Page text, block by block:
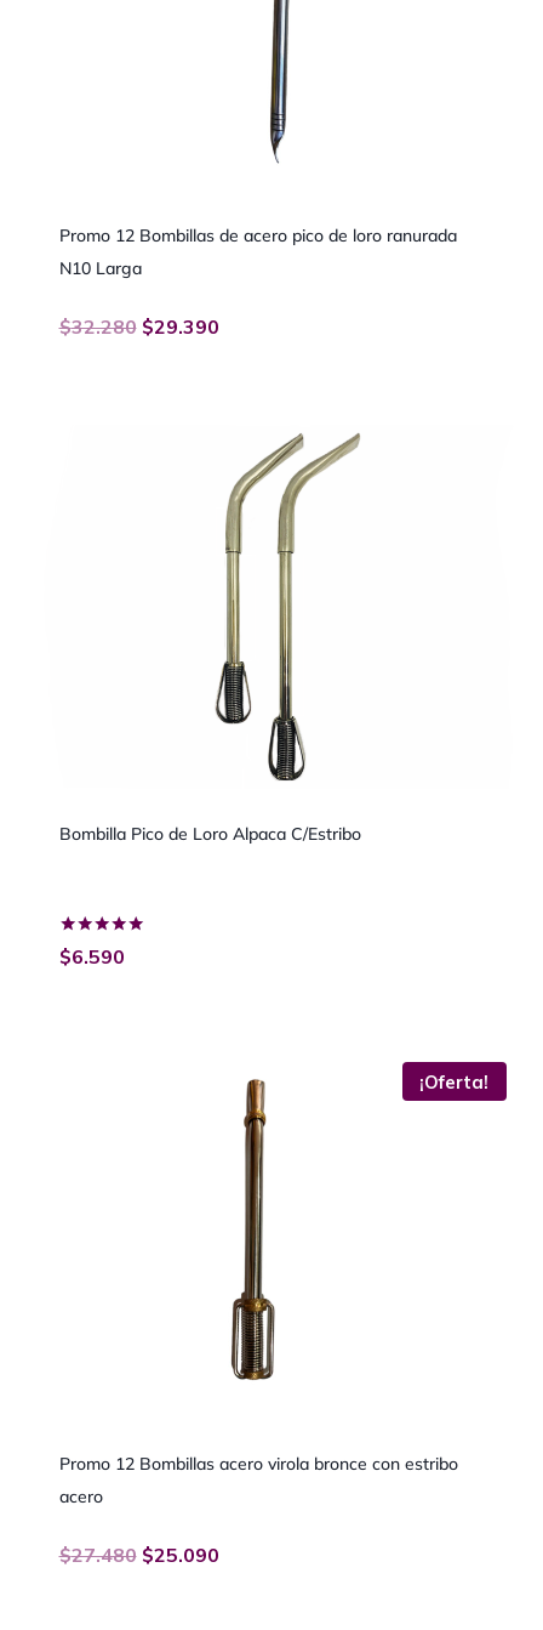
Promo 12 Bombillas de acero pico de loro ranurada
N10 Larga
$32.280 $29.390
Bombilla Pico de Loro Alpaca C/Estribo
Valorado
con
$6.590
¡Oferta!
Promo 12 Bombillas acero virola bronce con estribo
acero
$27.480 $25.090